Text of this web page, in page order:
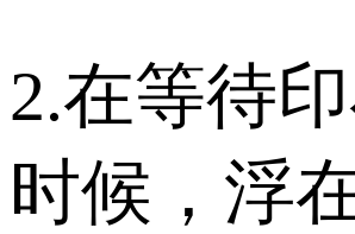
2.在等待
时候，浮